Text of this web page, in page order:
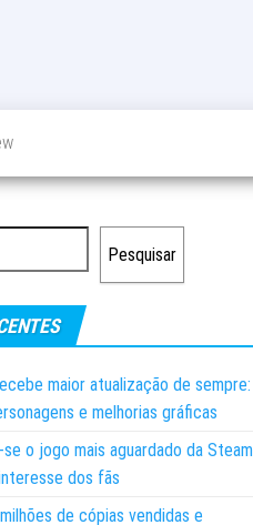
Pesquisar
maior atualização de sempre:
e melhorias gráficas
o jogo mais aguardado da Steam
dos fãs
de cópias vendidas e